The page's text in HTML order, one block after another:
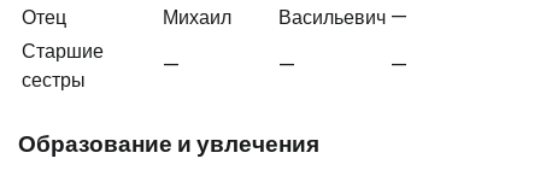
Отец
Михаил Васильевич —
Старшие
сестры
— — —
Образование и увлечения